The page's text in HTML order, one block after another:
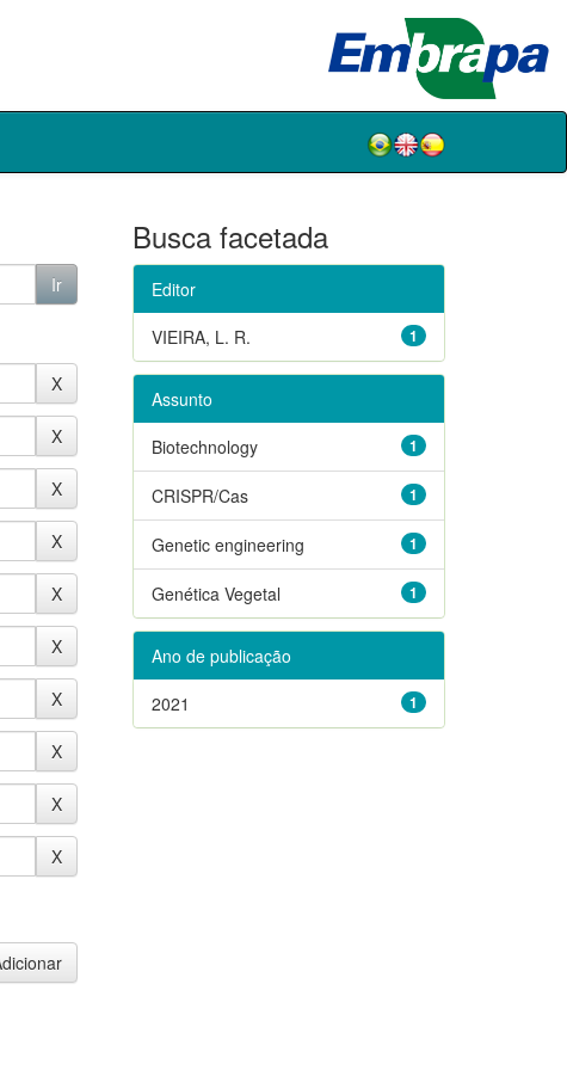
Busca facetada
Editor
1
VIEIRA, L. R.
Assunto
1
Biotechnology
1
CRISPR/Cas
1
Genetic engineering
1
Genética Vegetal
Ano de publicação
1
2021